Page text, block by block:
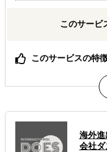
このサービ
このサービスの特
AIが出した"答え
せする。海外進出
属するジャンル
海外進出総合支援
海外
会社ダ